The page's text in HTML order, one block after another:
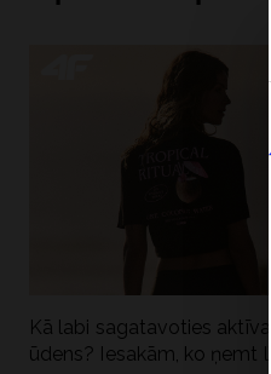
Kā labi sagatavoties
ūdens? Iesakām, ko ņemt